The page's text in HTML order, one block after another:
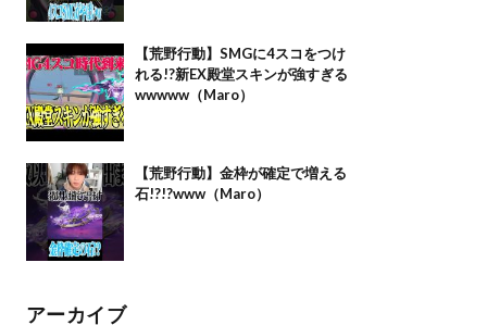
【荒野行動】SMGに4スコをつけ
れる!?新EX殿堂スキンが強すぎる
wwwww（Maro）
【荒野行動】金枠が確定で増える
石!?!?www（Maro）
アーカイブ